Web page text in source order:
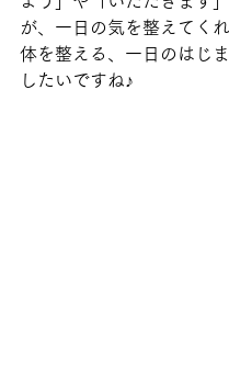
が、一日の気を整えてく
体を整える、一日のはじ
したいですね♪